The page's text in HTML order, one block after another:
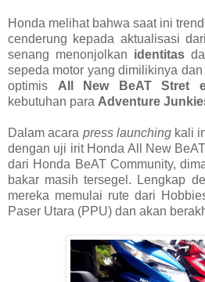
Honda melihat bahwa saat ini
cenderung kepada aktualisasi
senang menonjolkan identitas
sepeda motor yang dimilikinya
optimis All New BeAT Stret
kebutuhan para Adventure
Dalam acara press launchingkali
dengan uji irit Honda All New
dari Honda BeAT Community,
bakar masih tersegel. Lengkap
mereka memulai rute dari
Paser Utara (PPU) dan akan